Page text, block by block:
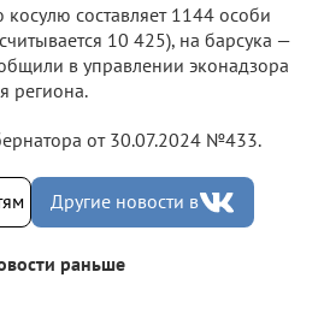
составляет 1144 особи
10 425), на барсука —
в управлении эконадзора
региона.
от 30.07.2024 №433.
Другие новости в
раньше